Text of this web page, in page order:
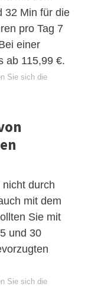
32 Min für die
pro Tag 7
einer
ab 115,99 €.
Sie sich die
durch
mit dem
Sie mit
und 30
Sie sich die